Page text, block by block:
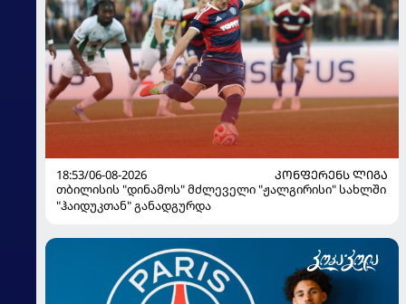
18:53/06-08-2026
ᲙᲝᲜᲤᲔᲠᲔᲜᲡ ᲚᲘᲒᲐ
თბილისის "დინამოს" მძლეველი "ჟალგირისი" სახლში
"ჰაიდუკთან" განადგურდა